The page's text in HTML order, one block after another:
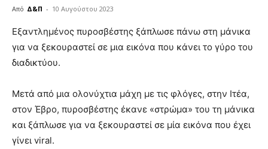
Από Δ&Π - 10 Αυγούστου 2023
blonde
lesbians
very
hot
show. desi
xxx
lyons
teaches
Εξαντλημένος πυροσβέστης ξάπλωσε πάνω στη μάνικα
για να ξεκουραστεί σε μια εικόνα που κάνει το γύρο του
διαδικτύου.
Μετά από μια ολονύχτια μάχη με τις φλόγες, στην Ιτέα,
στον Έβρο, πυροσβέστης έκανε «στρώμα» του τη μάνικα
και ξάπλωσε για να ξεκουραστεί σε μία εικόνα που έχει
γίνει viral.